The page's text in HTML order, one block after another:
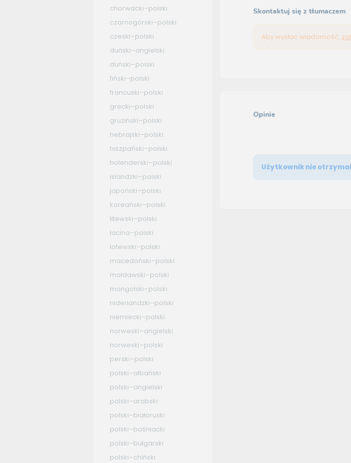
chorwacki–polski
czarnogórski–polski
czeski–polski
duński–angielski
duński–polski
fiński–polski
francuski–polski
grecki–polski
gruziński–polski
hebrajski–polski
hiszpański–polski
holenderski–polski
islandzki–polski
japoński–polski
koreański–polski
litewski–polski
łacina–polski
łotewski–polski
macedoński–polski
mołdawski–polski
mongolski–polski
niderlandzki–polski
niemiecki–polski
norweski–angielski
norweski–polski
perski–polski
polski–albański
polski–angielski
polski–arabski
polski–białoruski
polski–bośniacki
polski–bułgarski
polski–chiński
Skontaktuj się z tłumaczem
Aby wysłać wiadomość,
Opinie
Użytkownik nie